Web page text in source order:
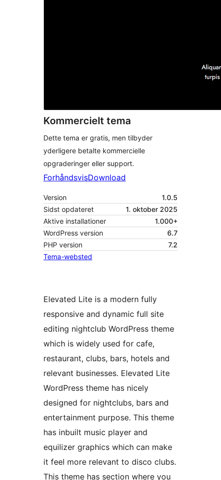
Kommercielt tema
Dette tema er gratis, men tilbyder
yderligere betalte kommercielle
opgraderinger eller support.
ForhåndsvisDownload
Version
1.0.5
Sidst opdateret
1. oktober 2025
Aktive installationer
1.000+
WordPress version
6.7
PHP version
7.2
Tema-websted
Elevated Lite is a modern fully
responsive and dynamic full site
editing nightclub WordPress theme
which is widely used for cafe,
restaurant, clubs, bars, hotels and
relevant businesses. Elevated Lite
WordPress theme has nicely
designed for nightclubs, bars and
entertainment purpose. This theme
has inbuilt music player and
equilizer graphics which can make
it feel more relevant to disco clubs.
This theme has section where you